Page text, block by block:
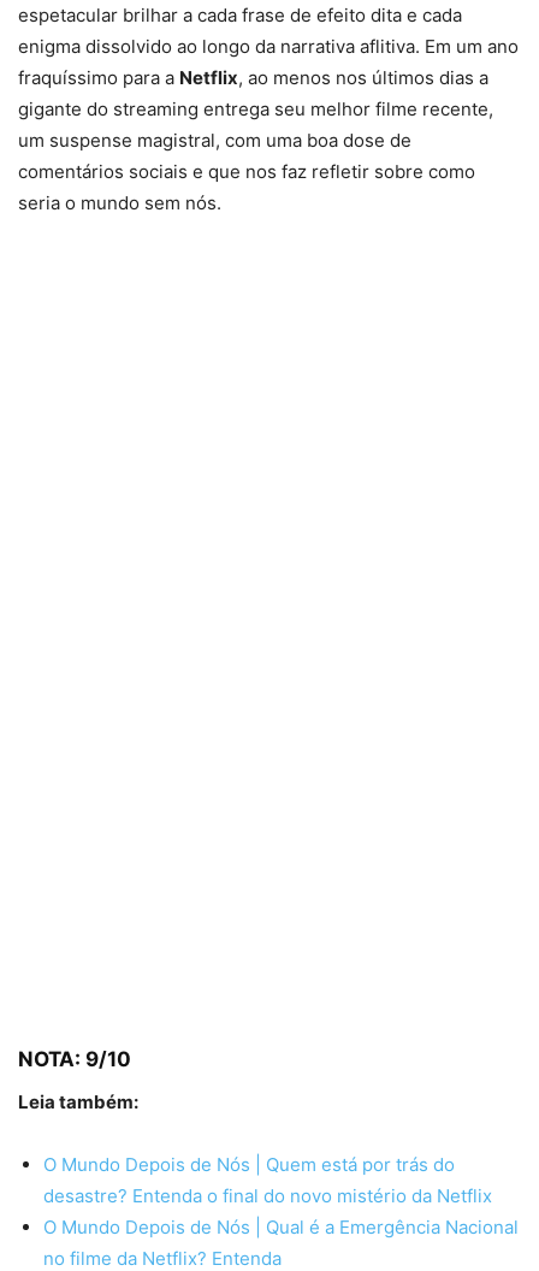
espetacular brilhar a cada frase de efeito dita e cada
enigma dissolvido ao longo da narrativa aflitiva. Em um ano
fraquíssimo para a Netflix, ao menos nos últimos dias a
gigante do streaming entrega seu melhor filme recente,
um suspense magistral, com uma boa dose de
comentários sociais e que nos faz refletir sobre como
seria o mundo sem nós.
NOTA: 9/10
Leia também:
O Mundo Depois de Nós | Quem está por trás do
desastre? Entenda o final do novo mistério da Netflix
O Mundo Depois de Nós | Qual é a Emergência Nacional
no filme da Netflix? Entenda